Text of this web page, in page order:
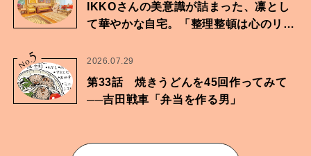
IKKOさんの美意識が詰まった、凛とし
て華やかな自宅。「整理整頓は心のリズ
No.
5 2026.07.29
第33話 焼きうどんを45回作ってみて
──吉田戦車「弁当を作る男」